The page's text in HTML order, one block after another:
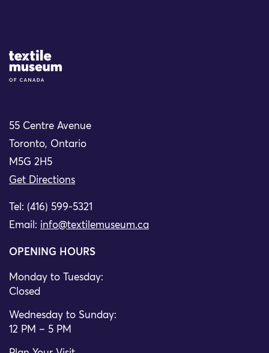
Site Logo
55 Centre Avenue
Toronto, Ontario
M5G 2H5
Get Directions
Tel: (416) 599-5321
Email: info@textilemuseum.ca
OPENING HOURS
Monday to Tuesday:
Closed
Wednesday to Sunday:
12 PM – 5 PM